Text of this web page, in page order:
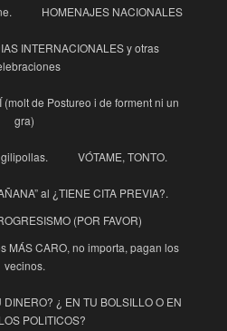
HOMENAJES NACIONALES
INTERNACIONALES y otras
(molt de Postureo i de forment ni un
gra)
VÓTAME, TONTO.
al ¿TIENE CITA PREVIA?.
(POR FAVOR)
MÁS CARO, no importa, pagan los
vecinos.
¿ EN TU BOLSILLO O EN
POLITICOS?